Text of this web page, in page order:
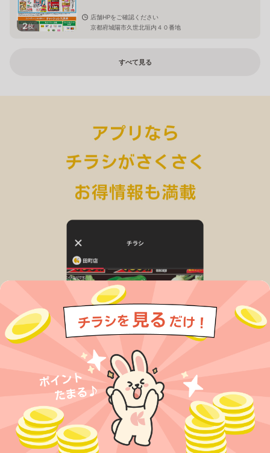
2枚
店舗HPをご確認ください
京都府城陽市久世北垣内４０番地
すべて見る